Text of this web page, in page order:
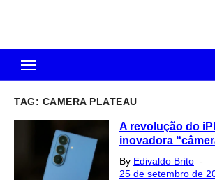
TAG: CAMERA PLATEAU
A revolução do
inovadora
By Edivaldo Brito
25 de setembro de